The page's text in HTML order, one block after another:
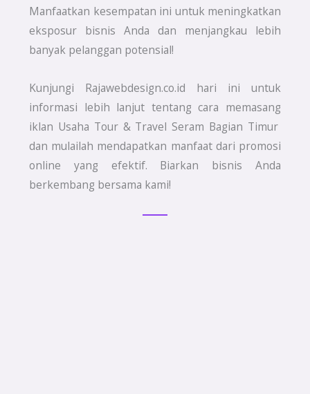
Manfaatkan kesempatan ini untuk meningkatkan
eksposur bisnis Anda dan menjangkau lebih
banyak pelanggan potensial!
Kunjungi Rajawebdesign.co.id hari ini untuk
informasi lebih lanjut tentang cara memasang
iklan Usaha Tour & Travel Seram Bagian Timur
dan mulailah mendapatkan manfaat dari promosi
online yang efektif. Biarkan bisnis Anda
berkembang bersama kami!